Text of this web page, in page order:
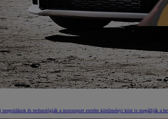
és technológiák a motorsport extrém körülményi közt is megállják a